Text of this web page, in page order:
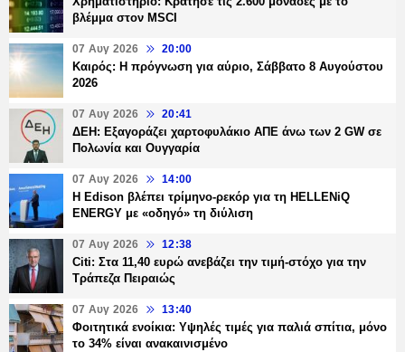
βλέμμα στον MSCI
07 Αυγ 2026 20:00
Καιρός: Η πρόγνωση για αύριο, Σάββατο 8 Αυγούστου
2026
07 Αυγ 2026 20:41
ΔΕΗ: Εξαγοράζει χαρτοφυλάκιο ΑΠΕ άνω των 2 GW σε
Πολωνία και Ουγγαρία
07 Αυγ 2026 14:00
Η Edison βλέπει τρίμηνο-ρεκόρ για τη HELLENiQ
ENERGY με «οδηγό» τη διύλιση
07 Αυγ 2026 12:38
Citi: Στα 11,40 ευρώ ανεβάζει την τιμή-στόχο για την
Τράπεζα Πειραιώς
07 Αυγ 2026 13:40
Φοιτητικά ενοίκια: Υψηλές τιμές για παλιά σπίτια, μόνο
το 34% είναι ανακαινισμένο